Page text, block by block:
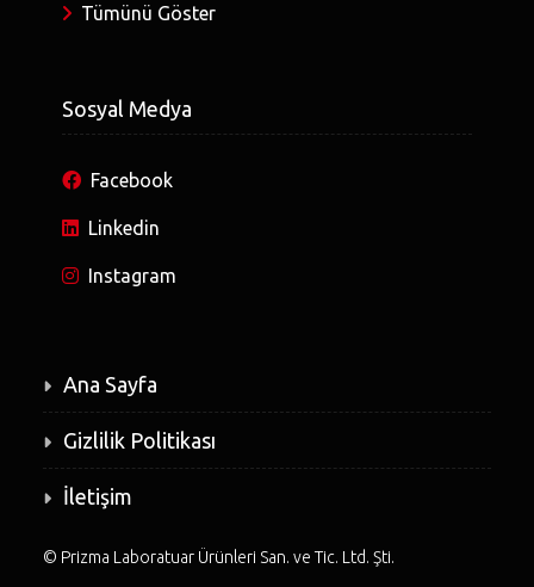
Tümünü Göster
Sosyal Medya
Facebook
Linkedin
Instagram
Ana Sayfa
Gizlilik Politikası
İletişim
© Prizma Laboratuar Ürünleri San. ve Tic. Ltd. Şti.